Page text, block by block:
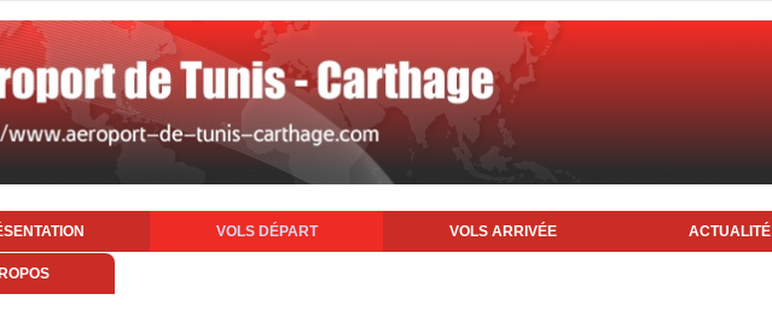
VOLS DÉPART VOLS ARRIVÉE ACTUALITÉ